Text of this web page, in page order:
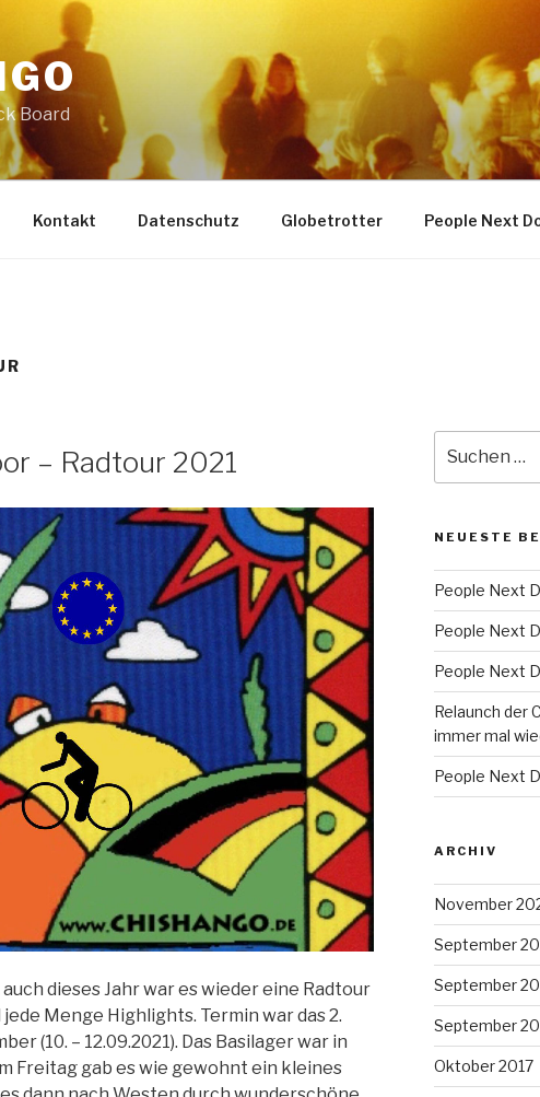
Board
Kontakt Datenschutz Globetrotter People Next
– Radtour 2021
dieses Jahr war es wieder eine Radtour
Menge Highlights. Termin war das 2.
(10. – 12.09.2021). Das Basilager war in
Freitag gab es wie gewohnt ein kleines
nach:
NEUESTE
People Next
People Next
People Next
Relaunch der
immer mal
People Next
ARCHIV
November
September
September
September
Oktober 2017